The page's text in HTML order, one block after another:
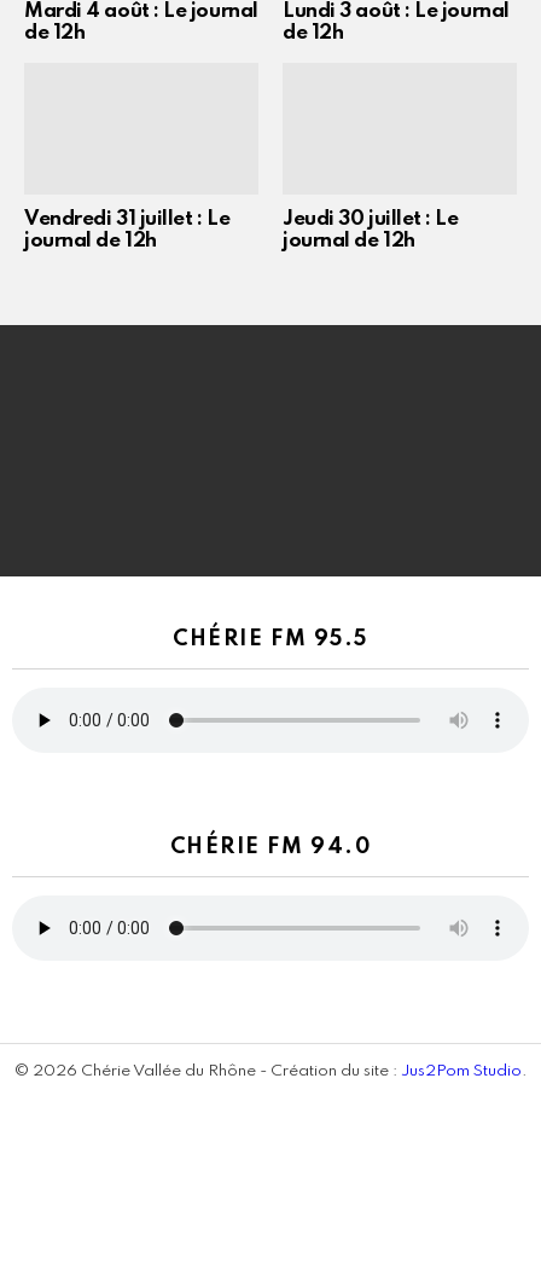
Mardi 4 août : Le journal
de 12h
Lundi 3 août : Le journal
de 12h
Vendredi 31 juillet : Le
journal de 12h
Jeudi 30 juillet : Le
journal de 12h
CHÉRIE FM 95.5
CHÉRIE FM 94.0
© 2026 Chérie Vallée du Rhône - Création du site : Jus2Pom Studio.